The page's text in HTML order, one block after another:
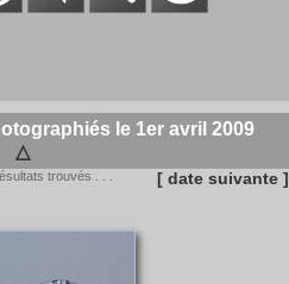
le 1er avril 2009
△
trouvés . . .
[ date suivante ]